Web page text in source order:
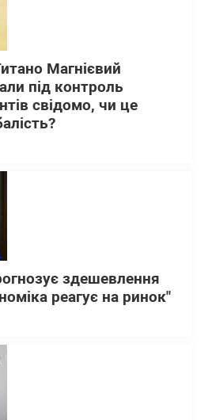
Магнієвий
під контроль
свідомо, чи це
здешевлення
реагує на ринок"